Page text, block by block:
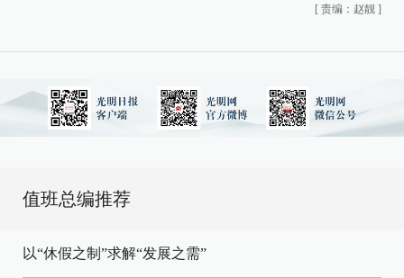
[ 责编：赵靓 ]
值班总编推荐
以“休假之制”求解“发展之需”